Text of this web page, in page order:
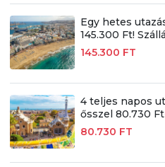
Egy hetes
145.300 Ft!
145.300 FT
4 teljes napos
ősszel 80.730
80.730 FT